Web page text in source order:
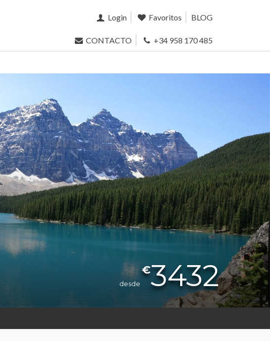
Login Favoritos BLOG
CONTACTO +34 958 170 485
desde
€3432